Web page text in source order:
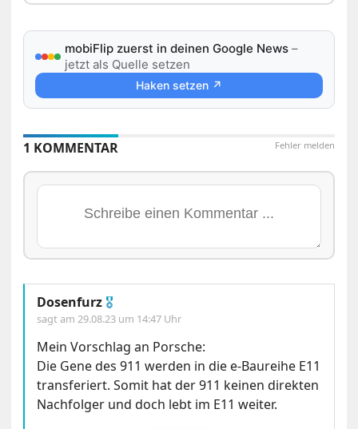
mobiFlip zuerst in deinen Google News –
jetzt als Quelle setzen
Haken setzen ↗
Fehler melden
1 KOMMENTAR
Dosenfurz 🎖
sagt am29.08.23 um 14:47 Uhr
Mein Vorschlag an Porsche:
Die Gene des 911 werden in die e-Baureihe E11
transferiert. Somit hat der 911 keinen direkten
Nachfolger und doch lebt im E11 weiter.